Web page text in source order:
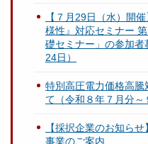
【７月29日（水）開
様性』対応セミナー
礎セミナー」の参加者
24日）
特別高圧電力価格高
て（令和８年７月分～
【採択企業のお知ら
事業のご案内